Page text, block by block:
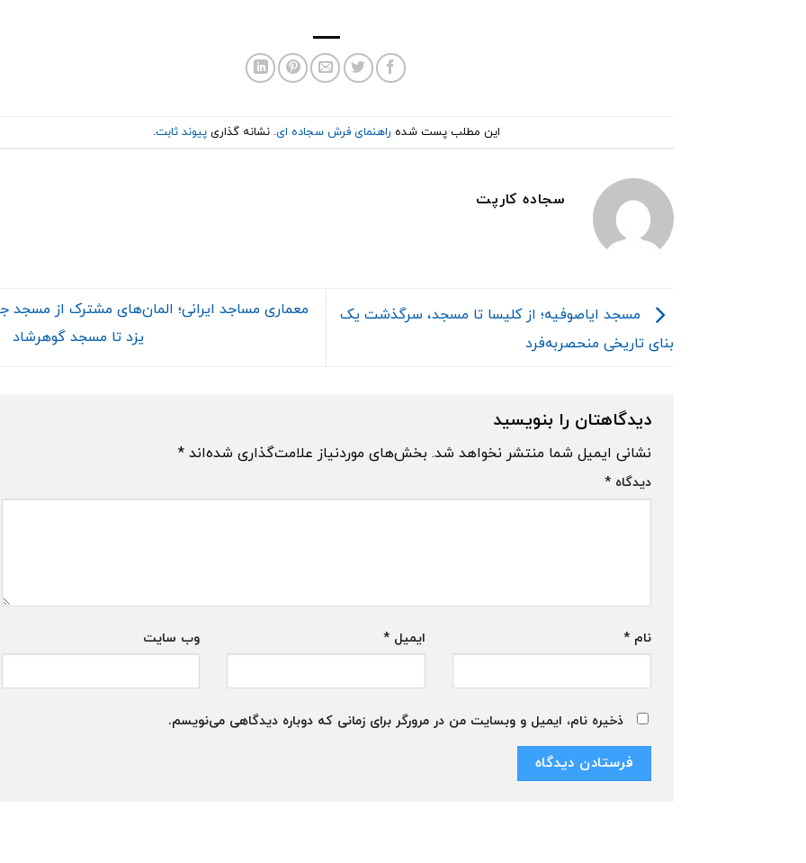
این مطلب پست شده راهنمای فرش سجاده ای. نشانه گذاریپیوند ثابت.
سجاده کارپت
مسجد ایاصوفیه؛ از کلیسا تا مسجد، سرگذشت یک
بنای تاریخی منحصربه‌فرد
معماری مساجد ایرانی؛ المان‌های مشترک از مسجد
یزد تا مسجد گوهرشاد
دیدگاهتان را بنویسید
نشانی ایمیل شما منتشر نخواهد شد. بخش‌های موردنیاز علامت‌گذاری شده‌اند *
دیدگاه *
نام * ایمیل * وب‌ سایت
ذخیره نام، ایمیل و وبسایت من در مرورگر برای زمانی که دوباره دیدگاهی می‌نویسم.